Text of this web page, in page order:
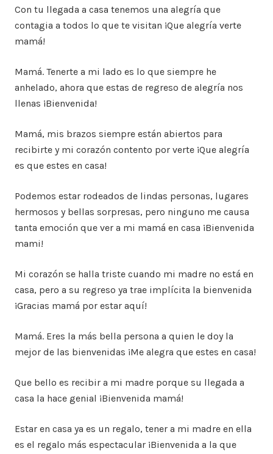
Con tu llegada a casa tenemos una alegría que
contagia a todos lo que te visitan ¡Que alegría verte
mamá!
Mamá. Tenerte a mi lado es lo que siempre he
anhelado, ahora que estas de regreso de alegría nos
llenas ¡Bienvenida!
Mamá, mis brazos siempre están abiertos para
recibirte y mi corazón contento por verte ¡Que alegría
es que estes en casa!
Podemos estar rodeados de lindas personas, lugares
hermosos y bellas sorpresas, pero ninguno me causa
tanta emoción que ver a mi mamá en casa ¡Bienvenida
mami!
Mi corazón se halla triste cuando mi madre no está en
casa, pero a su regreso ya trae implícita la bienvenida
¡Gracias mamá por estar aquí!
Mamá. Eres la más bella persona a quien le doy la
mejor de las bienvenidas ¡Me alegra que estes en casa!
Que bello es recibir a mi madre porque su llegada a
casa la hace genial ¡Bienvenida mamá!
Estar en casa ya es un regalo, tener a mi madre en ella
es el regalo más espectacular ¡Bienvenida a la que